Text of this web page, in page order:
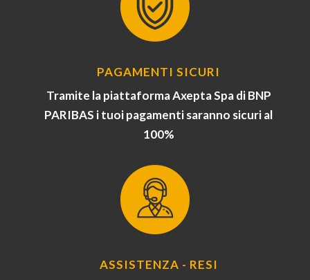
PAGAMENTI SICURI
Tramite la piattaforma Axepta Spa di BNP
PARIBAS i tuoi pagamenti saranno sicuri al
100%
ASSISTENZA - RESI